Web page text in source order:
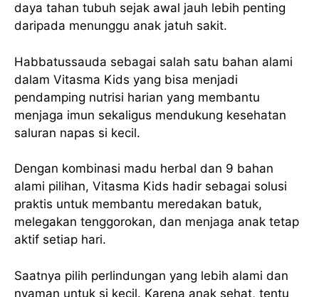
daya tahan tubuh sejak awal jauh lebih penting
daripada menunggu anak jatuh sakit.
Habbatussauda sebagai salah satu bahan alami
dalam Vitasma Kids yang bisa menjadi
pendamping nutrisi harian yang membantu
menjaga imun sekaligus mendukung kesehatan
saluran napas si kecil.
Dengan kombinasi madu herbal dan 9 bahan
alami pilihan, Vitasma Kids hadir sebagai solusi
praktis untuk membantu meredakan batuk,
melegakan tenggorokan, dan menjaga anak tetap
aktif setiap hari.
Saatnya pilih perlindungan yang lebih alami dan
nyaman untuk si kecil. Karena anak sehat, tentu